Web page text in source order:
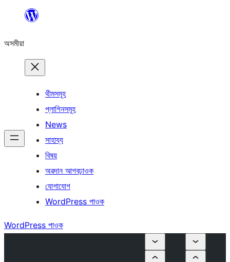
বিষয়বস্তুলৈ
অসমীয়া
থীমসমূহ
প্লাগিনসমূহ
News
সাহায্য
বিষয়
অৱদান আগবঢ়াওক
যোগাযোগ
WordPress পাওক
WordPress পাওক